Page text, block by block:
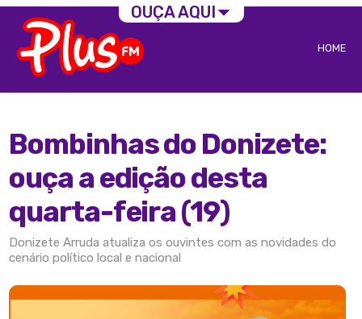
HOME
Bombinhas do Donizete:
ouça a edição desta
quarta-feira (19)
Donizete Arruda atualiza os ouvintes com as novidades do
cenário político local e nacional
OUÇA AQUI